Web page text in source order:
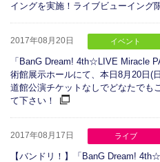
イングを実施！ライブビューイング
2017年08月20日 イベント
「BanG Dream! 4th☆LIVE Miracle
術館展示ホールにて、本日8月20日(
道館公演チケットなしでどなたでも
て下さい！
2017年08月17日 ライブ
【バンドリ！】「BanG Dream!